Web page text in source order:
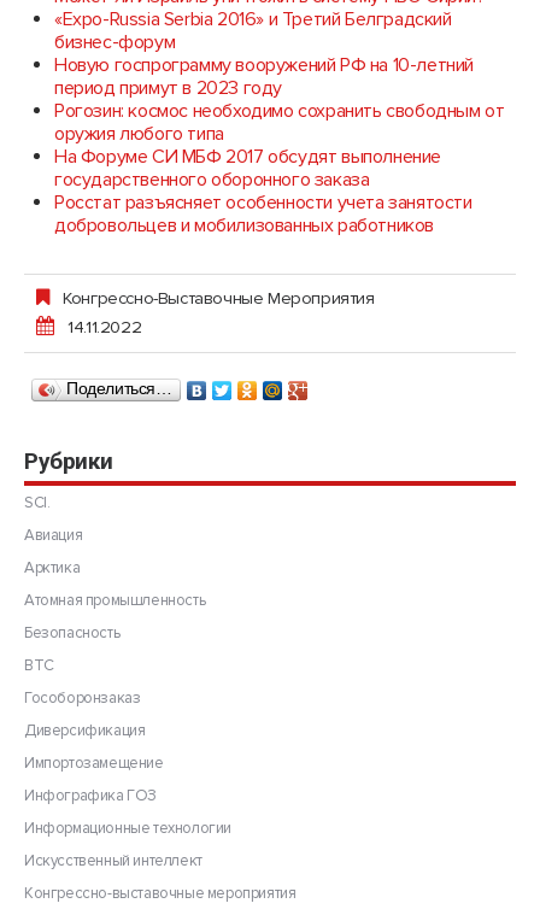
«Expo-Russia Serbia 2016» и Третий Белградский
бизнес-форум
Новую госпрограмму вооружений РФ на 10-летний
период примут в 2023 году
Рогозин: космос необходимо сохранить свободным от
оружия любого типа
На Форуме СИ МБФ 2017 обсудят выполнение
государственного оборонного заказа
Росстат разъясняет особенности учета занятости
добровольцев и мобилизованных работников
Конгрессно-Выставочные Мероприятия
14.11.2022
Поделиться…
Рубрики
SCI.
Авиация
Арктика
Атомная промышленность
Безопасность
ВТС
Гособоронзаказ
Диверсификация
Импортозамещение
Инфографика ГОЗ
Информационные технологии
Искусственный интеллект
Конгрессно-выставочные мероприятия